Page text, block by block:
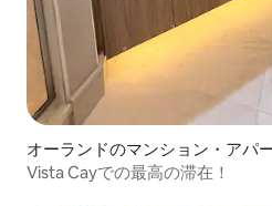
オーランドのマンション・アパ
Vista Cayでの最高の滞在！